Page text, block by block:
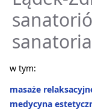
w tym:
masaże
medycyna